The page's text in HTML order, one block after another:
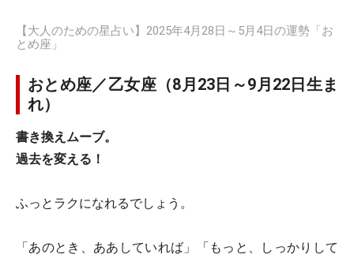
【大人のための星占い】2025年4月28日～5月4日の運勢「お
とめ座」
おとめ座／乙女座（8月23日～9月22日生ま
れ）
書き換えムーブ。
過去を変える！
ふっとラクになれるでしょう。
「あのとき、ああしていれば」「もっと、しっかりして